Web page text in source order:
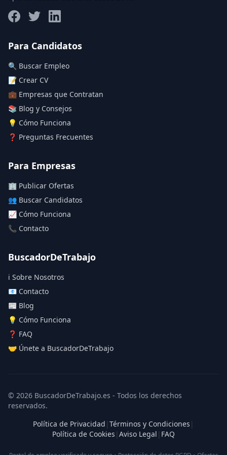
Deja vacío para "sin límite"
Aplicar filtros
Para Candidatos
🔍 Buscar Empleo
📝 Crear CV
💼 Empresas que Contratan
📚 Blog y Consejos
💡 Cómo Funciona
❓ Preguntas Frecuentes
Para Empresas
🏢 Publicar Ofertas
👥 Buscar Candidatos
📈 Cómo Funciona
📞 Contacto
BuscadorDeTrabajo
ℹ️ Sobre Nosotros
📧 Contacto
📰 Blog
💡 Cómo Funciona
❓ FAQ
🤝 Únete a BuscadorDeTrabajo
© 2026 BuscadorDeTrabajo.es - Todos los derechos
reservados.
Política de Privacidad | Términos y Condiciones |
Política de Cookies | Aviso Legal | FAQ